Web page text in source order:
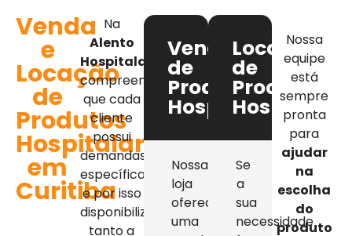
Venda
e
Locação
de
Produtos
Hospitalares
em
Curitiba
Na
Alento
Hospitalar
compreendemos
que cada
cliente
possui
demandas
específicas,
e por isso
disponibilizamos
tanto a
Venda
de
Produtos
Hospitalares
Nossa
loja
oferece
uma
Locação
de
Produtos
Se
a
sua
necessidade
Nossa
equipe
está
sempre
pronta
para
ajudar
na
escolha
do
produto